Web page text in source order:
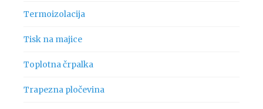
Termoizolacija
Tisk na majice
Toplotna črpalka
Trapezna pločevina